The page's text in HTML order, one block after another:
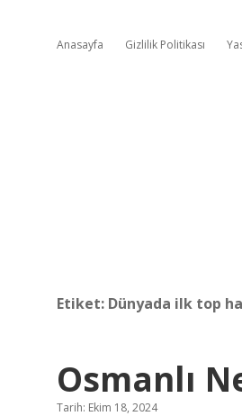
Anasayfa Gizlilik Politikası
Etiket: Dünyada ilk top
Osmanlı
Tarih: Ekim 18, 2024